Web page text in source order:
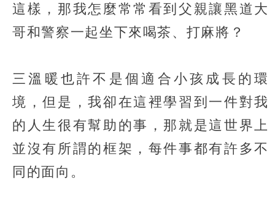
這樣，那我怎麼常常看到父親讓黑道大
哥和警察一起坐下來喝茶、打麻將？
三溫暖也許不是個適合小孩成長的環
境，但是，我卻在這裡學習到一件對我
的人生很有幫助的事，那就是這世界上
並沒有所謂的框架，每件事都有許多不
同的面向。